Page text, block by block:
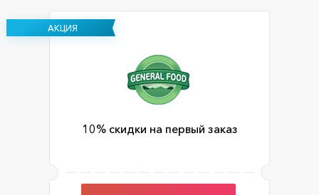
АКЦИЯ
10% скидки на первый заказ